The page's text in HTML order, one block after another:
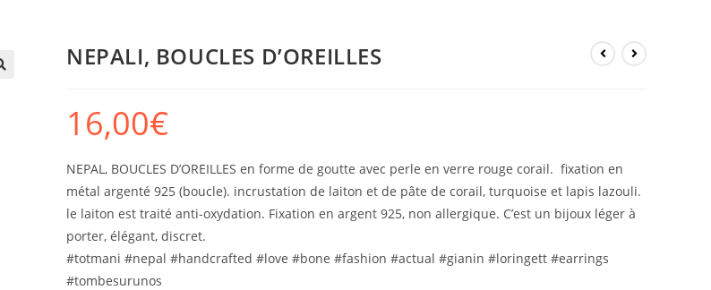
NEPALI, BOUCLES D’OREILLES
16,00€
NEPAL, BOUCLES D’OREILLES en forme de goutte avec perle en verre rouge corail. fixation en
métal argenté 925 (boucle). incrustation de laiton et de pâte de corail, turquoise et lapis lazouli.
le laiton est traité anti-oxydation. Fixation en argent 925, non allergique. C’est un bijoux léger à
porter, élégant, discret.
#totmani #nepal #handcrafted #love #bone #fashion #actual #gianin #loringett #earrings
#tombesurunos